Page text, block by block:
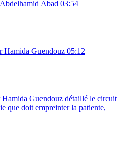
Abad 03:54
Hamida Guendouz 05:12
Hamida Guendouz détaillé le circuit
que doit empreinter la patiente,